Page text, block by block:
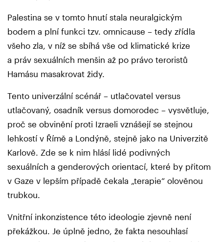
Palestina se v tomto hnutí stala neuralgickým
bodem a plní funkci tzv. omnicause – tedy zřídla
všeho zla, v níž se sbíhá vše od klimatické krize
a práv sexuálních menšin až po právo teroristů
Hamásu masakrovat židy.
Tento univerzální scénář – utlačovatel versus
utlačovaný, osadník versus domorodec – vysvětluje,
proč se obvinění proti Izraeli vznášejí se stejnou
lehkostí v Římě a Londýně, stejně jako na Univerzitě
Karlově. Zde se k nim hlásí lidé podivných
sexuálních a genderových orientací, které by přitom
v Gaze v lepším případě čekala „terapie“ olověnou
trubkou.
Vnitřní inkonzistence této ideologie zjevně není
překážkou. Je úplně jedno, že fakta nesouhlasí